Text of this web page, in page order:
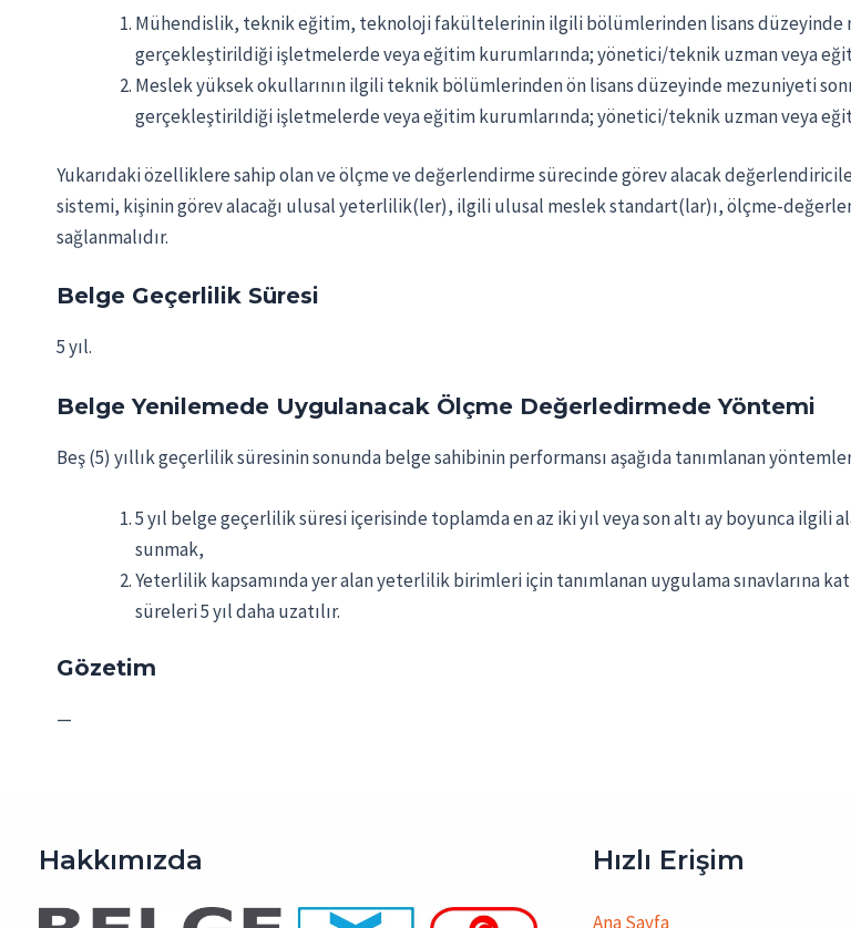
Mühendislik, teknik eğitim, teknoloji fakültelerinin ilgili bölümlerinden lisans düzeyinde
gerçekleştirildiği işletmelerde veya eğitim kurumlarında; yönetici/teknik uzman veya
Meslek yüksek okullarının ilgili teknik bölümlerinden ön lisans düzeyinde mezuniyeti
gerçekleştirildiği işletmelerde veya eğitim kurumlarında; yönetici/teknik uzman veya
Yukarıdaki özelliklere sahip olan ve ölçme ve değerlendirme sürecinde görev alacak
sistemi, kişinin görev alacağı ulusal yeterlilik(ler), ilgili ulusal meslek standart(lar)ı, ölçme-
sağlanmalıdır.
Belge Geçerlilik Süresi
5 yıl.
Belge Yenilemede Uygulanacak Ölçme Değerledirmede Yöntemi
Beş (5) yıllık geçerlilik süresinin sonunda belge sahibinin performansı aşağıda tanımlanan
5 yıl belge geçerlilik süresi içerisinde toplamda en az iki yıl veya son altı ay boyunca ilgili
sunmak,
Yeterlilik kapsamında yer alan yeterlilik birimleri için tanımlanan uygulama sınavlarına
süreleri 5 yıl daha uzatılır.
Gözetim
—
Hakkımızda Hızlı Erişim
Ana Sayfa